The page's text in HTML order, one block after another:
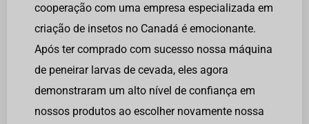
cooperação com uma empresa especializada em
criação de insetos no Canadá é emocionante.
Após ter comprado com sucesso nossa máquina
de peneirar larvas de cevada, eles agora
demonstraram um alto nível de confiança em
nossos produtos ao escolher novamente nossa